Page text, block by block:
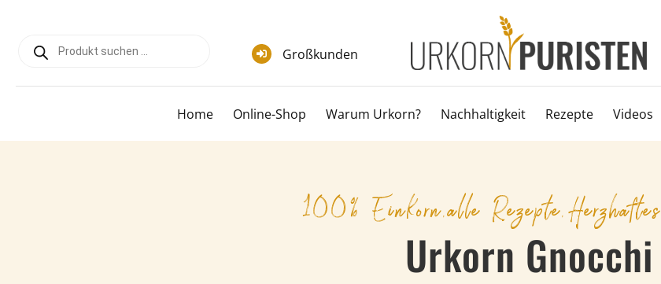
springen
search Großkunden
Home Online-Shop Warum Urkorn? Nachhaltigkeit Rezepte Videos
100% Einkorn,alle Rezepte Herzhaftes
Urkorn Gnocchi